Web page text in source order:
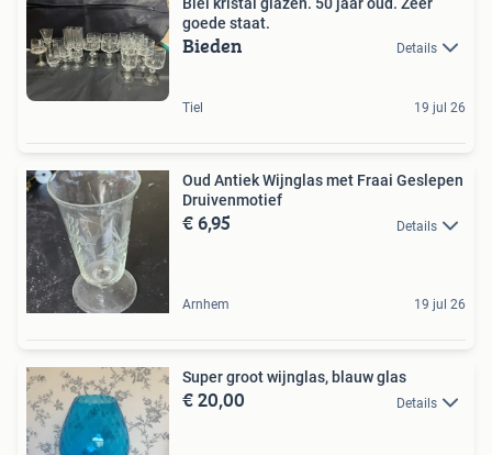
goede staat.
Bieden Details
Tiel 19 jul 26
Oud Antiek Wijnglas met Fraai Geslepen
Druivenmotief
€ 6,95 Details
Arnhem 19 jul 26
Super groot wijnglas, blauw glas
€ 20,00 Details